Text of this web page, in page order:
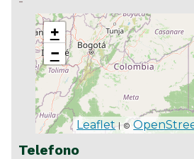
+
−
Leaflet | ©
Telefono